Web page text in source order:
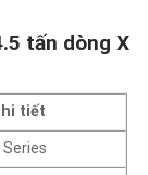
tấn dòng X
tiết
Series